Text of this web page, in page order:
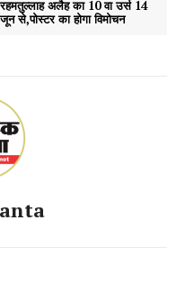
रहमतुल्लाह अलैह का 10 वा उर्स 14
जून से,पोस्टर का होगा विमोचन